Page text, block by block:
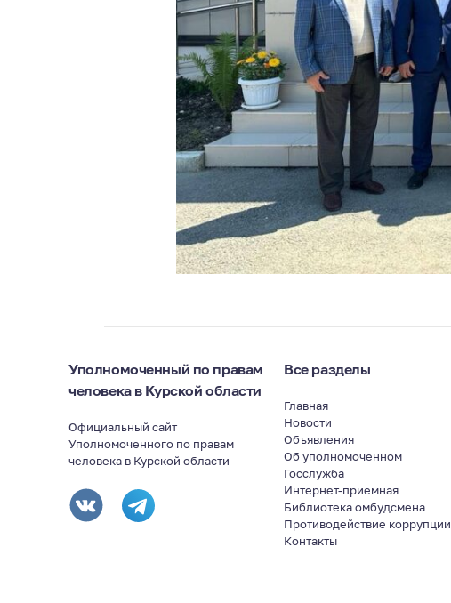
Уполномоченный по правам
человека в Курской области
Официальный сайт
Уполномоченного по правам
человека в Курской области
Все разделы
Главная
Новости
Объявления
Об уполномоченном
Госслужба
Интернет-приемная
Библиотека омбудсмена
Противодействие коррупции
Контакты